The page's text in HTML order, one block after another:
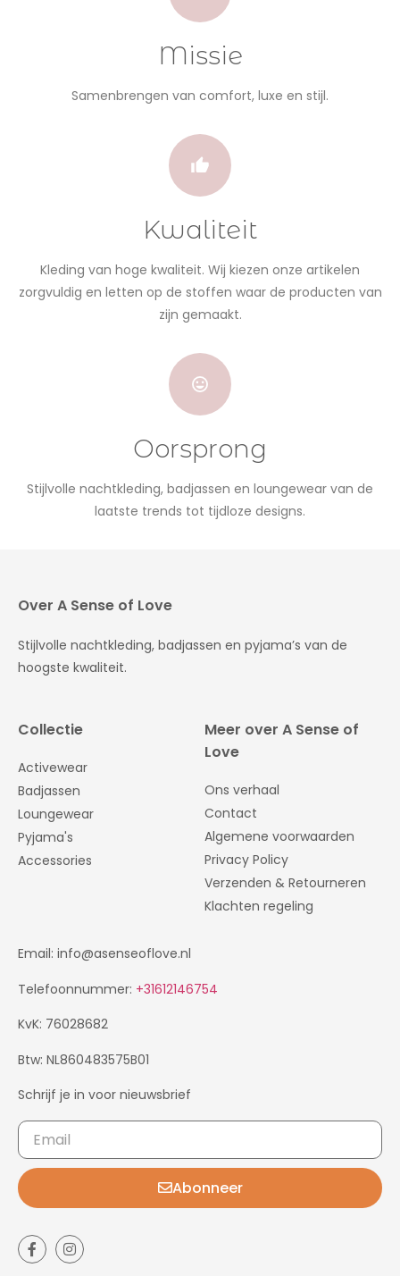
Missie
Samenbrengen van comfort, luxe en stijl.
Kwaliteit
Kleding van hoge kwaliteit. Wij kiezen onze artikelen
zorgvuldig en letten op de stoffen waar de producten van
zijn gemaakt.
Oorsprong
Stijlvolle nachtkleding, badjassen en loungewear van de
laatste trends tot tijdloze designs.
Over A Sense of Love
Stijlvolle nachtkleding, badjassen en pyjama’s van de
hoogste kwaliteit.
Collectie
Activewear
Badjassen
Loungewear
Pyjama's
Accessories
Meer over A Sense of
Love
Ons verhaal
Contact
Algemene voorwaarden
Privacy Policy
Verzenden & Retourneren
Klachten regeling
Email: info@asenseoflove.nl
Telefoonnummer: +31612146754
KvK: 76028682
Btw: NL860483575B01
Schrijf je in voor nieuwsbrief
Abonneer